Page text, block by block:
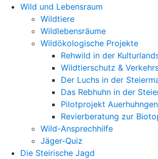
Wild und Lebensraum
Wildtiere
Wildlebensräume
Wildökologische Projekte
Rehwild in der
Wildtierschutz &
Der Luchs in der
Das Rebhuhn in der
Pilotprojekt
Revierberatung zur
Wild-Ansprechhilfe
Jäger-Quiz
Die Steirische Jagd